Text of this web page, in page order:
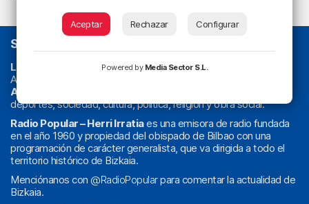
SOBRE NOSOTROS
La radio sin cadenas. Desde 1960 haciendo radio en Bilbao.
Actualidad y
Athletic
deportes, sociedad, cultura, política, religión y obra social.
Radio Popular – Herri Irratiaes una emisora de radio fundada
en el año 1960 y propiedad del obispado de Bilbao con una
programación de carácter generalista, que va dirigida a todo el
territorio histórico de Bizkaia.
Menciónanos con @RadioPopularpara comentar la actualidad de
Bizkaia.
Aceptar Rechazar Configurar
Powered by Media Sector S.L.